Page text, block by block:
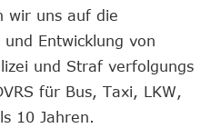
wir uns auf die
Entwicklung von
und Straf verfolgungs
für Bus, Taxi, LKW,
10 Jahren.